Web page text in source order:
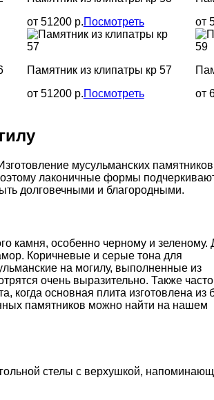
от 51200 р.Посмотреть
от
Памятник из клипатры кр 57
от 51200 р.Посмотреть
от
мусульманских памятников
лаконичные формы
долговечными и благородными.
камня, особенно черному и зеленому.
Коричневые и серые тона для
на могилу, выполненные из
очень выразительно. Также
когда основная плита изготовлена из
памятников можно найти на нашем
стелы с верхушкой,